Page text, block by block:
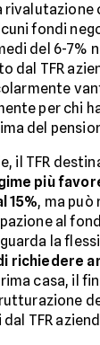
rivalutazione
fondi
del 6-7%
dal TFR
per chi
del
il TFR
più
15%, ma può
al
la
richiedere
casa, il
TFR